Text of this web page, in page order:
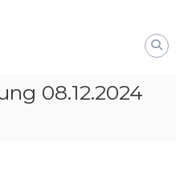
08.12.2024